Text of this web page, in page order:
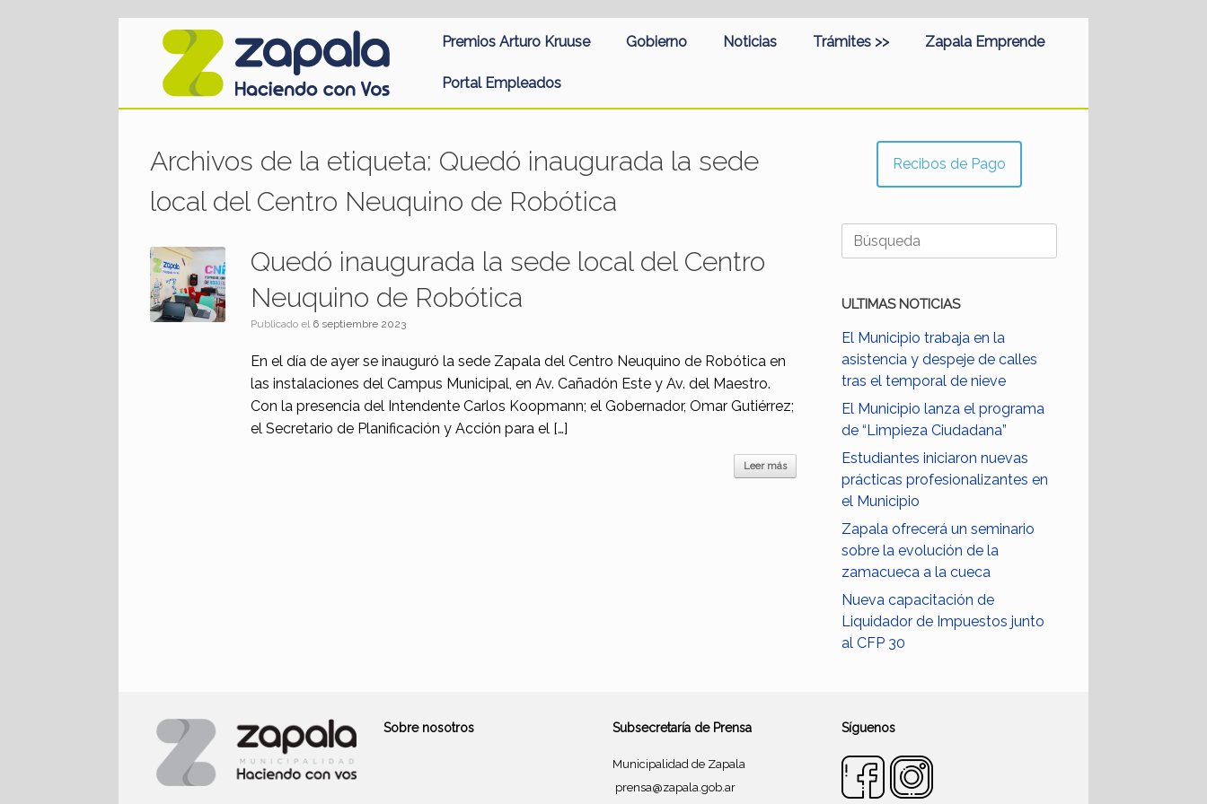
Premios Arturo Kruuse Gobierno Noticias Trámites >> Zapala Emprende
Portal Empleados
Archivos de la etiqueta: Quedó inaugurada la sede
local del Centro Neuquino de Robótica
Quedó inaugurada la sede local del Centro
Neuquino de Robótica
Publicado el 6 septiembre 2023
En el día de ayer se inauguró la sede Zapala del Centro Neuquino de Robótica en
las instalaciones del Campus Municipal, en Av. Cañadón Este y Av. del Maestro.
Con la presencia del Intendente Carlos Koopmann; el Gobernador, Omar Gutiérrez;
el Secretario de Planificación y Acción para el […]
Leer más
Recibos de Pago
Buscar:
ULTIMAS NOTICIAS
El Municipio trabaja en la
asistencia y despeje de calles
tras el temporal de nieve
El Municipio lanza el programa
de “Limpieza Ciudadana”
Estudiantes iniciaron nuevas
prácticas profesionalizantes en
el Municipio
Zapala ofrecerá un seminario
sobre la evolución de la
zamacueca a la cueca
Nueva capacitación de
Liquidador de Impuestos junto
al CFP 30
Sobre nosotros Subsecretaría de Prensa
Municipalidad de Zapala
prensa@zapala.gob.ar
Síguenos